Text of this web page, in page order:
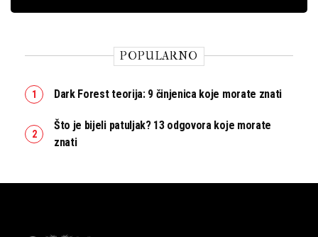
POPULARNO
Dark Forest teorija: 9 činjenica koje morate znati
Što je bijeli patuljak? 13 odgovora koje morate
znati